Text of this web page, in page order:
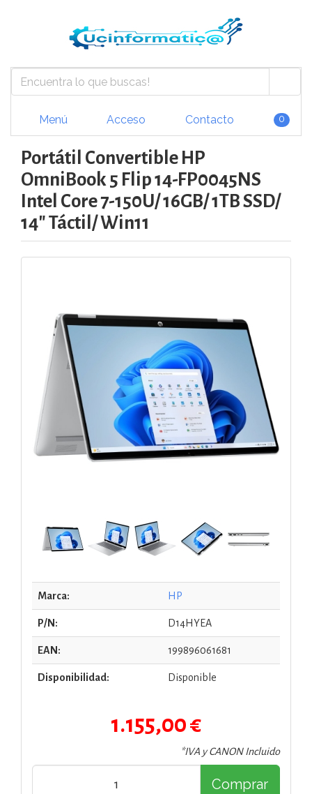
Menú Acceso Contacto 0
Portátil Convertible HP
OmniBook 5 Flip 14-FP0045NS
Intel Core 7-150U/ 16GB/ 1TB SSD/
14" Táctil/ Win11
Marca: HP
P/N: D14HYEA
EAN: 199896061681
Disponibilidad: Disponible
1.155,00 €
*IVA y CANON Incluido
Comprar